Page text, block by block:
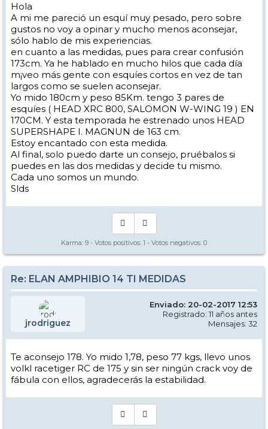
Hola
A mi me pareció un esquí muy pesado, pero sobre
gustos no voy a opinar y mucho menos aconsejar,
sólo hablo de mis experiencias.
en cuanto a las medidas, pues para crear confusión
173cm. Ya he hablado en mucho hilos que cada día
m¡veo más gente con esquíes cortos en vez de tan
largos como se suelen aconsejar.
Yo mido 180cm y peso 85Km. tengo 3 pares de
esquíes ( HEAD XRC 800, SALOMON W-WING 19 ) EN
170CM. Y esta temporada he estrenado unos HEAD
SUPERSHAPE I. MAGNUN de 163 cm.
Estoy encantado con esta medida.
Al final, solo puedo darte un consejo, pruébalos si
puedes en las dos medidas y decide tu mismo.
Cada uno somos un mundo.
Slds
Karma: 9 - Votos positivos: 1 - Votos negativos: 0
Re: ELAN AMPHIBIO 14 TI MEDIDAS
jrodriguez
Enviado: 20-02-2017 12:53
Registrado: 11 años antes
Mensajes: 32
Te aconsejo 178. Yo mido 1,78, peso 77 kgs, llevo unos
volkl racetiger RC de 175 y sin ser ningún crack voy de
fábula con ellos, agradecerás la estabilidad.